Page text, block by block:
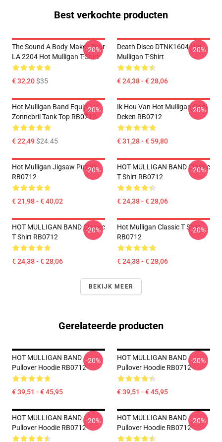
Best verkochte producten
The Sound A Body Makes Tour
LA 2204 Hot Mulligan T-Shirt
€ 32,20$35
-20%
Death Disco DTNK1604 Hot
Mulligan T-Shirt
€ 24,38 - € 28,06
-20%
Hot Mulligan Band Equip
Zonnebril Tank Top RB0712
€ 22,49$24.45
-20%
Ik Hou Van Hot Mulligan Gooi
Deken RB0712
€ 31,28 - € 59,80
-20%
Hot Mulligan Jigsaw Puzzle
RB0712
€ 21,98 - € 40,02
-20%
HOT MULLIGAN BAND Classic
T Shirt RB0712
€ 24,38 - € 28,06
-20%
HOT MULLIGAN BAND Classic
T Shirt RB0712
€ 24,38 - € 28,06
-20%
Hot Mulligan Classic T Shirt
RB0712
€ 24,38 - € 28,06
-20%
BEKIJK MEER
Gerelateerde producten
HOT MULLIGAN BAND
Pullover Hoodie RB0712
€ 39,51 - € 45,95
-20%
HOT MULLIGAN BAND
Pullover Hoodie RB0712
€ 39,51 - € 45,95
-20%
HOT MULLIGAN BAND
Pullover Hoodie RB0712
-20%
HOT MULLIGAN BAND
Pullover Hoodie RB0712
-20%